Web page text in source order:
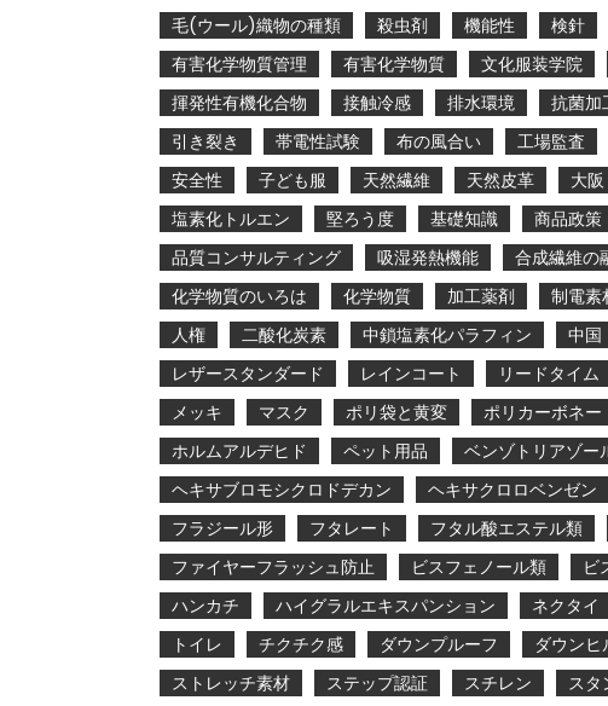
毛(ウール)織物の種類
殺虫剤 機能性 検針
有害化学物質管理
有害化学物質 文化服装学院
揮発性有機化合物
接触冷感 排水環境 抗菌加
引き裂き
帯電性試験 布の風合い 工場監査
安全性
子ども服 天然繊維 天然皮革 大阪
塩素化トルエン
堅ろう度 基礎知識 商品政策
品質コンサルティング
吸湿発熱機能 合成繊維の
化学物質のいろは
化学物質 加工薬剤 制電素
人権
二酸化炭素 中鎖塩素化パラフィン 中国
レザースタンダード
レインコート リードタイム
メッキ
マスク ポリ袋と黄変 ポリカーボネー
ホルムアルデヒド
ペット用品 ベンゾトリアゾー
ヘキサブロモシクロドデカン
ヘキサクロロベンゼン
フラジール形
フタレート フタル酸エステル類
ファイヤーフラッシュ防止
ビスフェノール類 ビ
ハンカチ
ハイグラルエキスパンション ネクタイ
トイレ
チクチク感 ダウンプルーフ ダウンヒ
ストレッチ素材
ステップ認証 スチレン スタ